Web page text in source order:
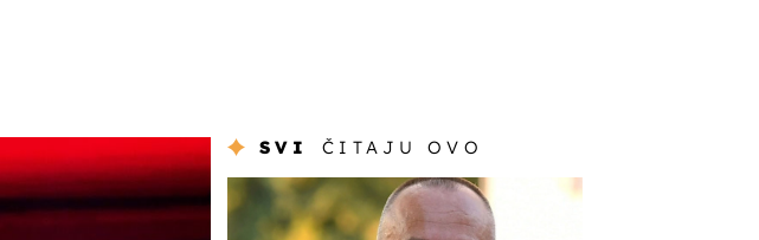
SVI ČITAJU OVO